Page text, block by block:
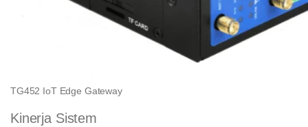
TG452 IoT Edge Gateway
Kinerja Sistem